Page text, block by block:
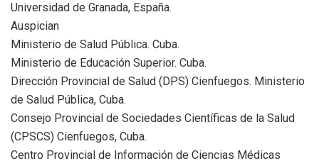
Universidad de Granada, España.
Auspician
Ministerio de Salud Pública. Cuba.
Ministerio de Educación Superior. Cuba.
Dirección Provincial de Salud (DPS) Cienfuegos. Ministerio
de Salud Pública, Cuba.
Consejo Provincial de Sociedades Científicas de la Salud
(CPSCS) Cienfuegos, Cuba.
Centro Provincial de Información de Ciencias Médicas